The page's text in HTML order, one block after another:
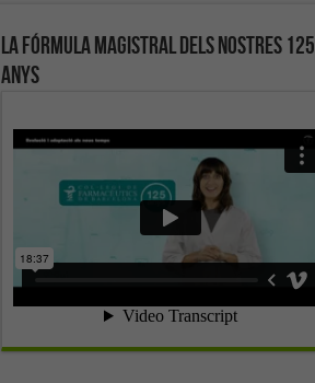
La fórmula magistral dels nostres 125
anys